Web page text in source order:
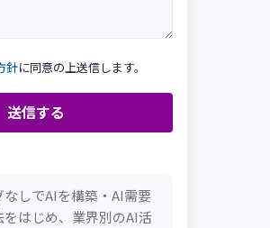
針に同意の上送信します。
なしでAIを構築・AI需要
はじめ、業界別のAI活